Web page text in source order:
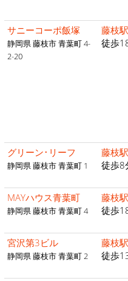
サニーコーポ飯塚
静岡県 藤枝市 青葉町 4-
2-20
藤枝駅
徒歩
グリーン･リーフ
静岡県 藤枝市 青葉町 1
藤枝駅
徒歩8
MAYハウス青葉町
静岡県 藤枝市 青葉町 4
藤枝駅
徒歩
宮沢第3ビル
静岡県 藤枝市 青葉町 2
藤枝駅
徒歩